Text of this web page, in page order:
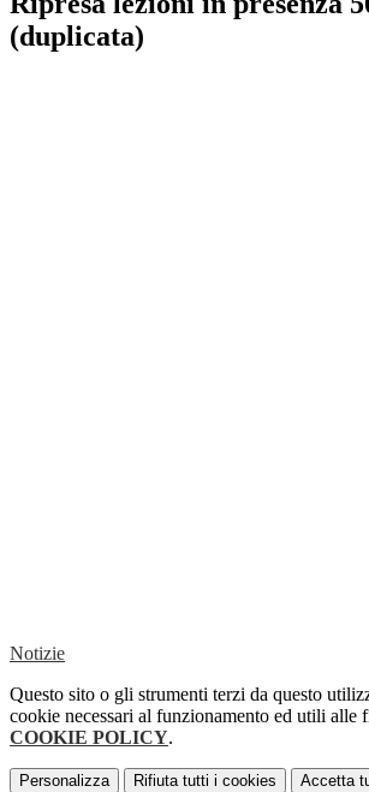
(duplicata)
Notizie
Questo sito o gli strumenti terzi da questo
cookie necessari al funzionamento ed utili alle
COOKIE POLICY.
Personalizza Rifiuta tutti i cookies Accetta